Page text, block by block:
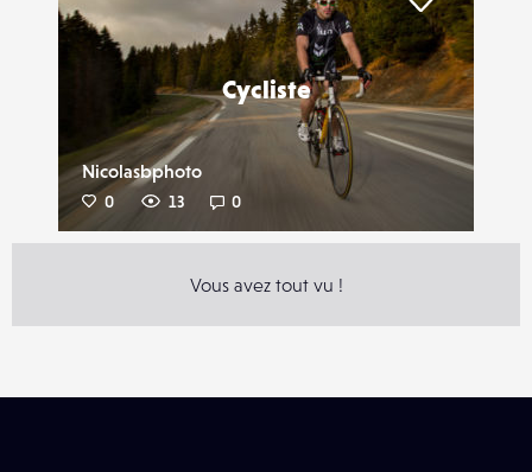
Cycliste
Nicolasbphoto
0 13 0
Liker
Vous avez tout vu !